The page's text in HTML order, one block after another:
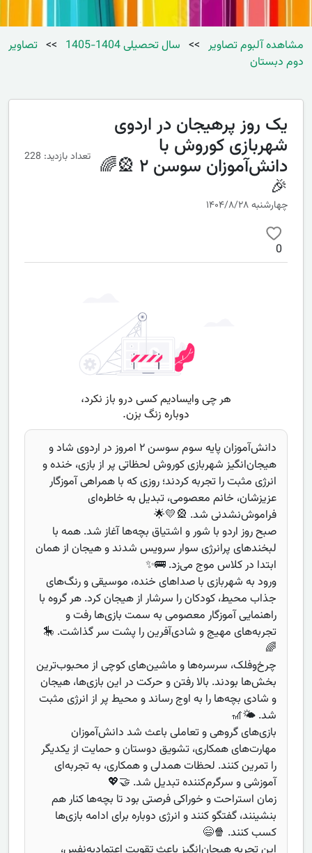
مشاهده آلبوم تصاویر >> سال تحصیلی 1404-1405 >> تصاویر
دوم دبستان
یک روز پرهیجان در اردوی
شهربازی کوروش با
دانش‌آموزان سوسن ۲ 🎡🌈
🎉
تعداد بازدید: 228
چهارشنبه ۱۴۰۴/۸/۲۸
0
دانش‌آموزان پایه سوم سوسن ۲ امروز در اردوی شاد و
هیجان‌انگیز شهربازی کوروش لحظاتی پر از بازی، خنده و
انرژی مثبت را تجربه کردند؛ روزی که با همراهی آموزگار
عزیزشان، خانم معصومی، تبدیل به خاطره‌ای
فراموش‌نشدنی شد. 🎡💛🌟
صبح روز اردو با شور و اشتیاق بچه‌ها آغاز شد. همه با
لبخندهای پرانرژی سوار سرویس شدند و هیجان از همان
ابتدا در کلاس موج می‌زد. 🚌✨
ورود به شهربازی با صداهای خنده، موسیقی و رنگ‌های
جذاب محیط، کودکان را سرشار از هیجان کرد. هر گروه با
راهنمایی آموزگار معصومی به سمت بازی‌ها رفت و
تجربه‌های مهیج و شادی‌آفرین را پشت سر گذاشت. 🎠
🌈
چرخ‌وفلک، سرسره‌ها و ماشین‌های کوچی از محبوب‌ترین
بخش‌ها بودند. بالا رفتن و حرکت در این بازی‌ها، هیجان
و شادی بچه‌ها را به اوج رساند و محیط پر از انرژی مثبت
شد. 🌤️🎢
بازی‌های گروهی و تعاملی باعث شد دانش‌آموزان
مهارت‌های همکاری، تشویق دوستان و حمایت از یکدیگر
را تمرین کنند. لحظات همدلی و همکاری، به تجربه‌ای
آموزشی و سرگرم‌کننده تبدیل شد. 🤝💖
زمان استراحت و خوراکی فرصتی بود تا بچه‌ها کنار هم
بنشینند، گفتگو کنند و انرژی دوباره برای ادامه بازی‌ها
کسب کنند. 🍿😄